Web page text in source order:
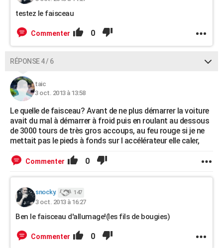
testez le faisceau
Commenter 0
RÉPONSE 4 / 6
taic
3 oct. 2013 à 13:58
Le quelle de faisceau? Avant de ne plus démarrer la voiture
avait du mal à démarrer à froid puis en roulant au dessous
de 3000 tours de très gros accoups, au feu rouge si je ne
mettait pas le pieds à fonds sur l accélérateur elle caler,
Commenter 0
snocky. 147
3 oct. 2013 à 16:27
Ben le faisceau d'allumage!(les fils de bougies)
Commenter 0